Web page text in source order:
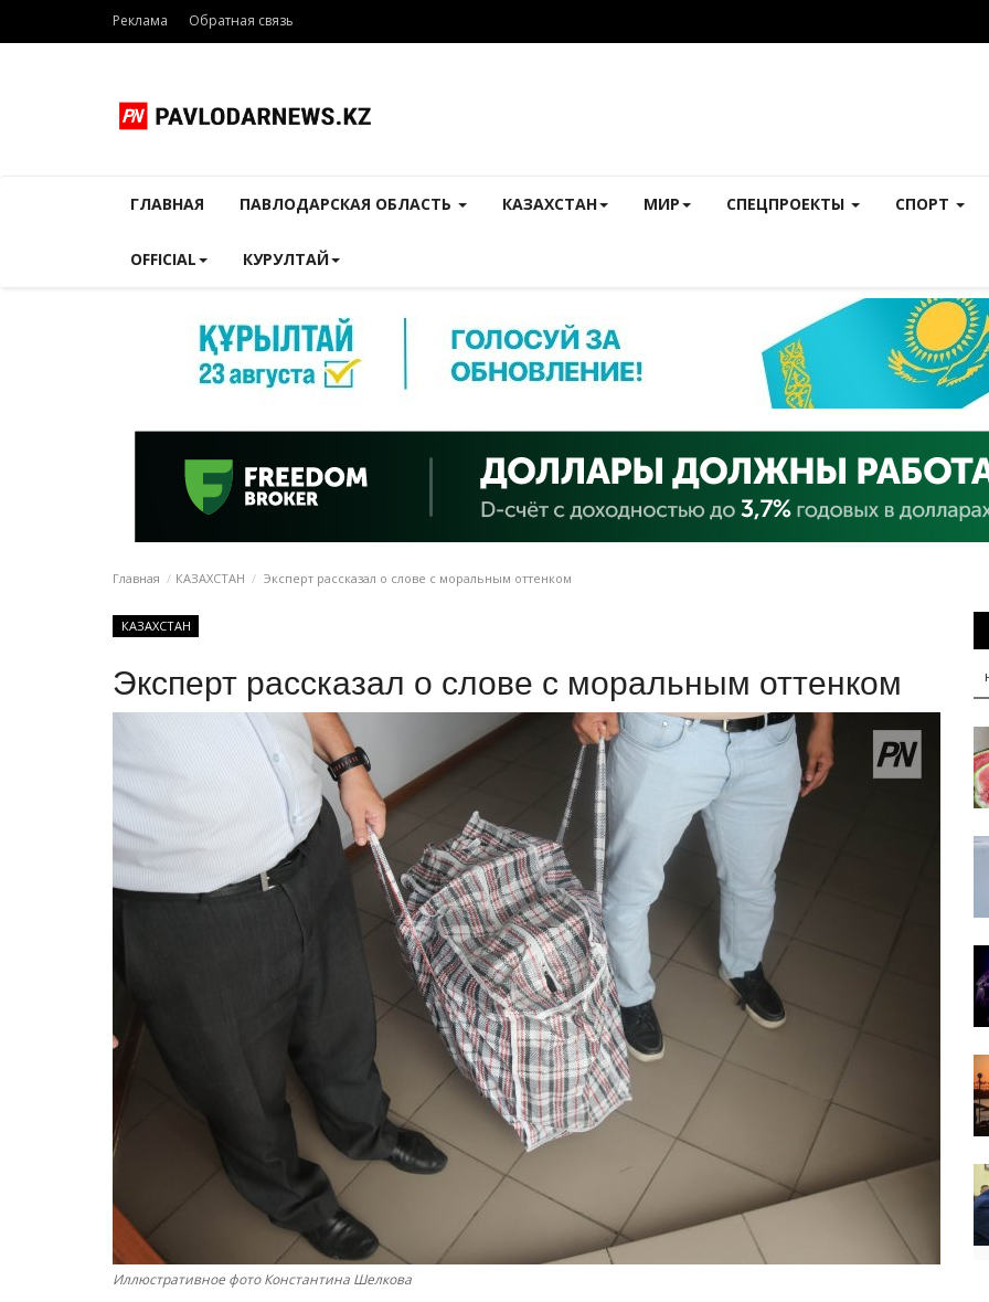
Реклама Обратная связь
ГЛАВНАЯ ПАВЛОДАРСКАЯ ОБЛАСТЬ КАЗАХСТАН МИР СПЕЦПРОЕКТЫ СПОРТ
OFFICIAL КУРУЛТАЙ
Главная КАЗАХСТАН Эксперт рассказал о слове с моральным оттенком
КАЗАХСТАН
Эксперт рассказал о слове с моральным оттенком
Иллюстративное фото Константина Шелкова